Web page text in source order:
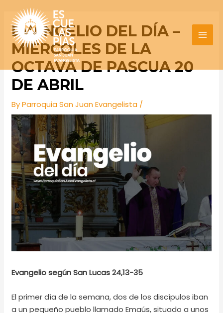
content
EVANGELIO DEL DÍA –
MIÉRCOLES DE LA
OCTAVA DE PASCUA 20
DE ABRIL
ByParroquia San Juan Evangelista /
Evangelio según San Lucas 24,13-35
El primer día de la semana, dos de los discípulos iban
a un pequeño pueblo llamado Emaús, situado a unos
Post
navigation